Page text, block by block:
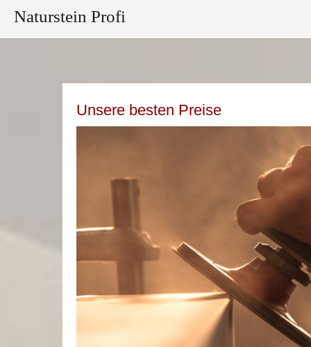
Naturstein Profi
Unsere besten Preise